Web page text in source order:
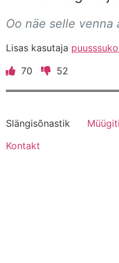
Oo näe selle venna
Lisas kasutaja
70
52
Slängisõnastik
Kontakt